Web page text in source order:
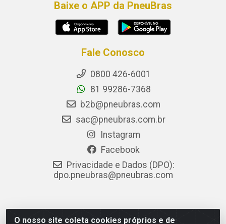
O nosso site coleta cookies próprios e de
Baixe o APP da PneuBras
Fale Conosco
0800 426-6001
81 99286-7368
b2b@pneubras.com
sac@pneubras.com.br
Instagram
Facebook
Privacidade e Dados (DPO):
dpo.pneubras@pneubras.com
PneuBras - Rodovia BR-101, KM 82 - Prazeres,